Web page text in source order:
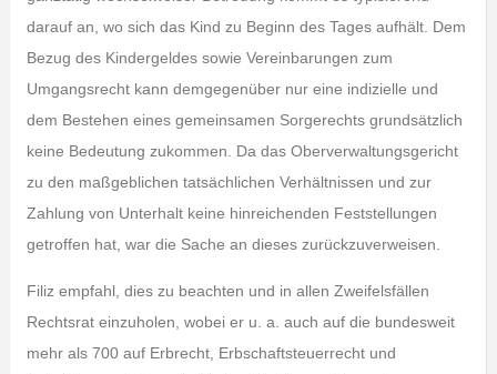
darauf an, wo sich das Kind zu Beginn des Tages aufhält. Dem
Bezug des Kindergeldes sowie Vereinbarungen zum
Umgangsrecht kann demgegenüber nur eine indizielle und
dem Bestehen eines gemeinsamen Sorgerechts grundsätzlich
keine Bedeutung zukommen. Da das Oberverwaltungsgericht
zu den maßgeblichen tatsächlichen Verhältnissen und zur
Zahlung von Unterhalt keine hinreichenden Feststellungen
getroffen hat, war die Sache an dieses zurückzuverweisen.
Filiz empfahl, dies zu beachten und in allen Zweifelsfällen
Rechtsrat einzuholen, wobei er u. a. auch auf die bundesweit
mehr als 700 auf Erbrecht, Erbschaftsteuerrecht und